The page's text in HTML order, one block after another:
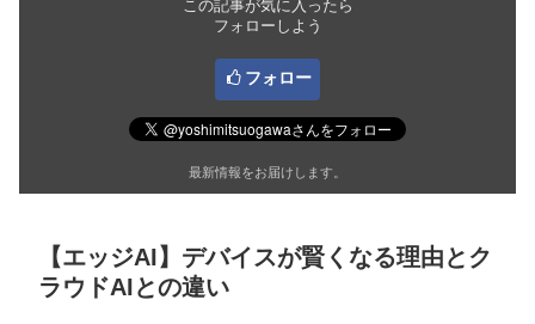
この記事が気に入ったら
フォローしよう
フォロー
最新情報をお届けします。
【エッジAI】デバイスが賢くなる理由とク
ラウドAIとの違い